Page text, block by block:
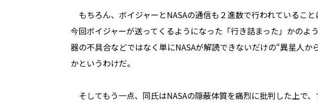
もちろん、ボイジャーとNASAの通信も２進数で行われていること
今回ボイジャーが送ってくるようになった「行き詰まった」かのよ
器の不具合などではなく単にNASAが解読できないだけの“異星人か
かというわけだ。
そしてもう一点、同氏はNASAの隠蔽体質を痛烈に批判した上で